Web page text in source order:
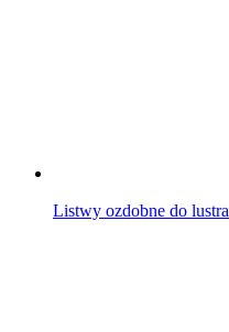
Listwy ozdobne do lustra